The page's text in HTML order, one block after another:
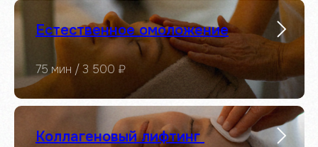
Естественное омоложение
75 мин / 3 500 ₽
Коллагеновый лифтинг